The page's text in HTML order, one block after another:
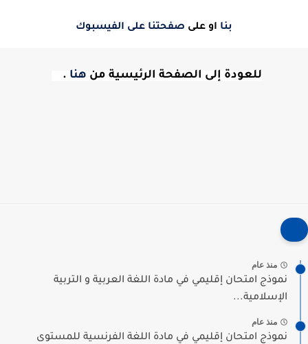
بنا او على صفحتنا على الفيسبوك
للعودة إلى الصفحة الرئيسية من هنا .
منذ عام
نموذج امتحان إقليمي في مادة اللغة العربية و التربية
الإسلامية...
منذ عام
نموذج امتحان إقليمي في مادة اللغة الفرنسية للمستوى